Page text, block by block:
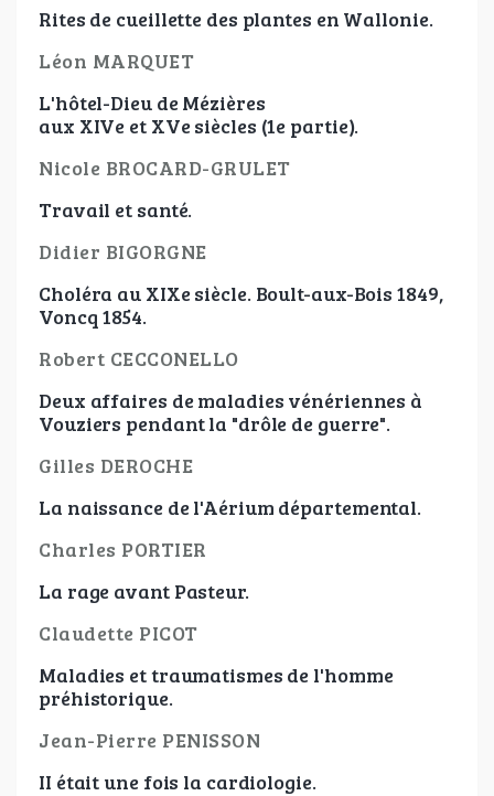
Rites de cueillette des plantes en Wallonie.
Léon MARQUET
L'hôtel-Dieu de Mézières
aux XIVe et XVe siècles (1e partie).
Nicole BROCARD-GRULET
Travail et santé.
Didier BIGORGNE
Choléra au XIXe siècle. Boult-aux-Bois 1849,
Voncq 1854.
Robert CECCONELLO
Deux affaires de maladies vénériennes à
Vouziers pendant la "drôle de guerre".
Gilles DEROCHE
La naissance de l'Aérium départemental.
Charles PORTIER
La rage avant Pasteur.
Claudette PICOT
Maladies et traumatismes de l'homme
préhistorique.
Jean-Pierre PENISSON
II était une fois la cardiologie.